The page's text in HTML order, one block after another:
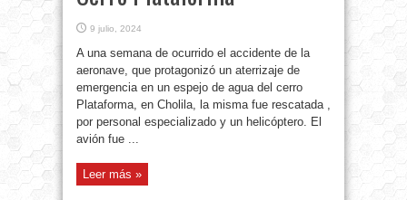
9 julio, 2024
A una semana de ocurrido el accidente de la
aeronave, que protagonizó un aterrizaje de
emergencia en un espejo de agua del cerro
Plataforma, en Cholila, la misma fue rescatada ,
por personal especializado y un helicóptero. El
avión fue ...
Leer más »